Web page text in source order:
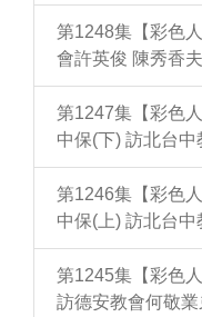
第1248集【彩色
會許英俊 陳秀香
第1247集【彩色
中保(下) 訪北台
第1246集【彩色
中保(上) 訪北台
第1245集【彩色
訪德安教會何敬